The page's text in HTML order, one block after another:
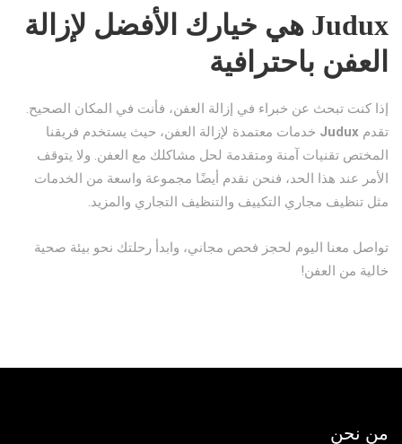
Judux هي خيارك الأفضل لإزالة
العفن باحترافية
إذا كنت تبحث عن خبراء في إزالة العفن، فأنت في المكان الصحيح.
تقدم Judux خدمات معتمدة لإزالة العفن، حيث يستخدم فريقنا
المختص تقنيات آمنة ومتقدمة لحل مشاكلك مع العفن. ولا يتوقف
الأمر عند هذا الحد، فنحن نقدم أيضًا مجموعة واسعة من الخدمات
مثل تنظيف مجاري التكييف والتنظيف التجاري والمزيد.
تواصل معنا اليوم لحجز فحص مجاني، وابدأ رحلتك نحو بيئة صحية
خالية من العفن!
من نحن